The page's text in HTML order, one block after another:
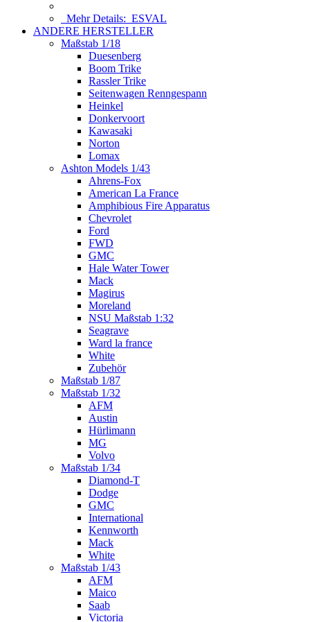
Mehr Details: ESVAL
ANDERE HERSTELLER
Maßstab 1/18
Duesenberg
Boom Trike
Rassler Trike
Seitenwagen Renngespann
Heinkel
Donkervoort
Kawasaki
Norton
Lomax
Ashton Models 1/43
Ahrens-Fox
American La France
Amphibious Fire Apparatus
Chevrolet
Ford
FWD
GMC
Hale Water Tower
Mack
Magirus
Moreland
NSU Maßstab 1:32
Seagrave
Ward la france
White
Zubehör
Maßstab 1/87
Maßstab 1/32
AFM
Austin
Hürlimann
MG
Volvo
Maßstab 1/34
Diamond-T
Dodge
GMC
International
Kennworth
Mack
White
Maßstab 1/43
AFM
Maico
Saab
Victoria